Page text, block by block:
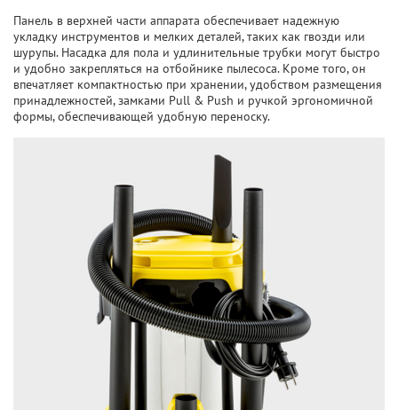
Панель в верхней части аппарата обеспечивает надежную
укладку инструментов и мелких деталей, таких как гвозди или
шурупы. Насадка для пола и удлинительные трубки могут быстро
и удобно закрепляться на отбойнике пылесоса. Кроме того, он
впечатляет компактностью при хранении, удобством размещения
принадлежностей, замками Pull & Push и ручкой эргономичной
формы, обеспечивающей удобную переноску.